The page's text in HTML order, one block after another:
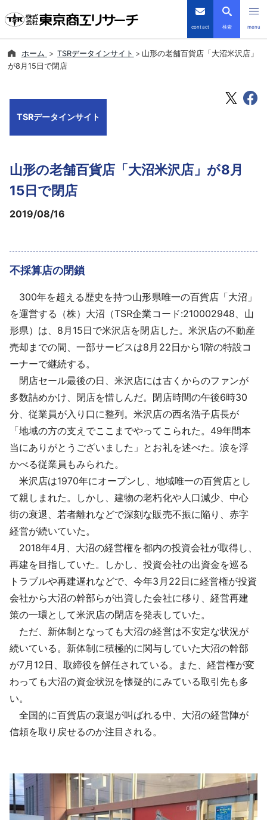
contact 検索 menu
導入事例
よくあるご質問
English
ホーム TSRデータインサイト
山形の老舗百貨店「大沼米沢店」
が8月15日で閉店
TSRデータインサイト
山形の老舗百貨店「大沼米沢店」が8月
15日で閉店
2019/08/16
不採算店の閉鎖
300年を超える歴史を持つ山形県唯一の百貨店「大沼」
を運営する（株）大沼（TSR企業コード:210002948、山
形県）は、8月15日で米沢店を閉店した。米沢店の不動産
売却までの間、一部サービスは8月22日から1階の特設コ
ーナーで継続する。
閉店セール最後の日、米沢店には古くからのファンが
多数詰めかけ、閉店を惜しんだ。閉店時間の午後6時30
分、従業員が入り口に整列。米沢店の西名浩子店長が
「地域の方の支えでここまでやってこられた。49年間本
当にありがとうございました」とお礼を述べた。涙を浮
かべる従業員もみられた。
米沢店は1970年にオープンし、地域唯一の百貨店とし
て親しまれた。しかし、建物の老朽化や人口減少、中心
街の衰退、若者離れなどで深刻な販売不振に陥り、赤字
経営が続いていた。
2018年4月、大沼の経営権を都内の投資会社が取得し、
再建を目指していた。しかし、投資会社の出資金を巡る
トラブルや再建遅れなどで、今年3月22日に経営権が投資
会社から大沼の幹部らが出資した会社に移り、経営再建
策の一環として米沢店の閉店を発表していた。
ただ、新体制となっても大沼の経営は不安定な状況が
続いている。新体制に積極的に関与していた大沼の幹部
が7月12日、取締役を解任されている。また、経営権が変
わっても大沼の資金状況を懐疑的にみている取引先も多
い。
全国的に百貨店の衰退が叫ばれる中、大沼の経営陣が
信頼を取り戻せるのか注目される。